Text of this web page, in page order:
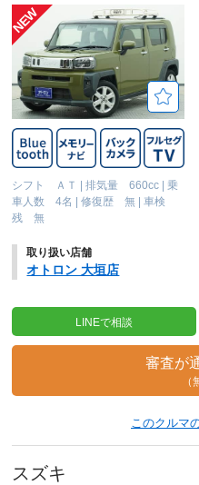
シフト ＡＴ |排気量 660cc |乗
車人数 4名
|修復歴 無 |車検
残 無
取り扱い店舗
オトロン 大垣店
LINEで相談
審査が
（
このクルマ
スズキ